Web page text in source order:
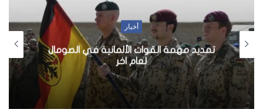
أخبار
تمديد مهمة القوات الألمانية في الصومال
لعام اخر